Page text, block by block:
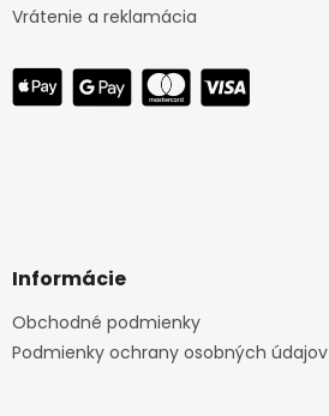
Vrátenie a reklamácia
Informácie
Obchodné podmienky
Podmienky ochrany osobných údajov